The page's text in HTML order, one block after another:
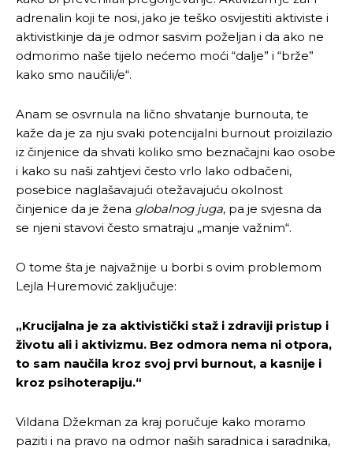
adrenalin koji te nosi, jako je teško osvijestiti aktiviste i
aktivistkinje da je odmor sasvim poželjan i da ako ne
odmorimo naše tijelo nećemo moći “dalje” i “brže”
kako smo naučili/e“.
Anam se osvrnula na lično shvatanje burnouta, te
kaže da je za nju svaki potencijalni burnout proizilazio
iz činjenice da shvati koliko smo beznačajni kao osobe
i kako su naši zahtjevi često vrlo lako odbačeni,
posebice naglašavajući otežavajuću okolnost
činjenice da je žena globalnog juga, pa je svjesna da
se njeni stavovi često smatraju „manje važnim“.
O tome šta je najvažnije u borbi s ovim problemom
Lejla Huremović zaključuje:
„Krucijalna je za aktivistički staž i zdraviji pristup i
životu ali i aktivizmu. Bez odmora nema ni otpora,
to sam naučila kroz svoj prvi burnout, a kasnije i
kroz psihoterapiju.“
Vildana Džekman za kraj poručuje kako moramo
paziti i na pravo na odmor naših saradnica i saradnika,